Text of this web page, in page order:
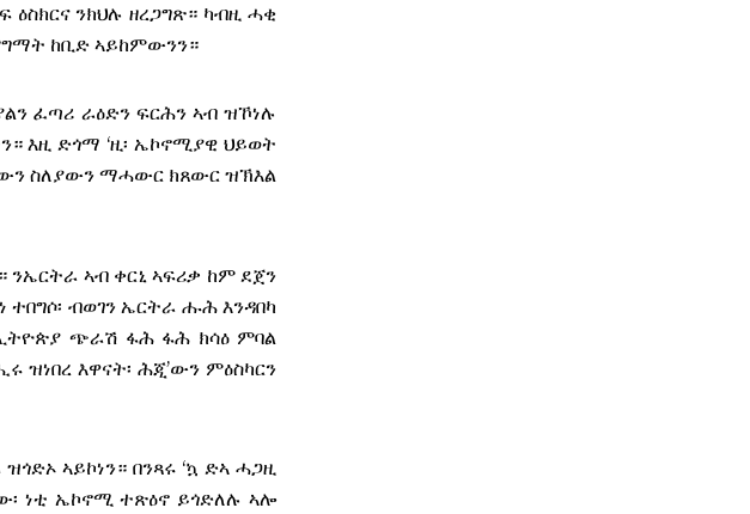
ንክህሉ ዘረጋግጽ። ካብዚ ሓቂ
ከቢድ ኣይከምውንን።
ፈጣሪ ራዕድን ፍርሕን ኣብ ዝኾነሉ
እዚ ድጎማ ‘ዚ፡ ኤኮኖሚያዊ ህይወት
ስለያውን ማሓውር ክጸውር ዝኽእል
ኣብ ቀርኒ ኣፍሪቃ ከም ደጀን
ብወገን ኤርትራ ሑሕ እንዳበካ
ጭራሽ ፋሕ ፋሕ ክሳዕ ምባል
እዋናት፡ ሕጂ’ውን ምዕስካርን
ኣይኮነን። በንጻሩ ‘ኳ ድኣ ሓጋዚ
ነቲ ኤኮኖሚ ተጽዕኖ ይጎድለሉ ኣሎ